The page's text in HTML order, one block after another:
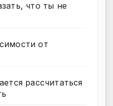
что ты не
от
рассчитаться